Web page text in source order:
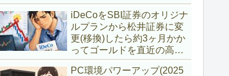
優待券利用～
iDeCoをSBI証券のオリジナ
ルプランから松井証券に変
更(移換)したら約3ヶ月かか
ってゴールドを直近の高値
で購入していた話
PC環境パワーアップ(2025